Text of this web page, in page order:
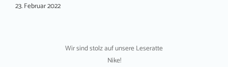
23. Februar 2022
Wir sind stolz auf unsere Leseratte
Nike!